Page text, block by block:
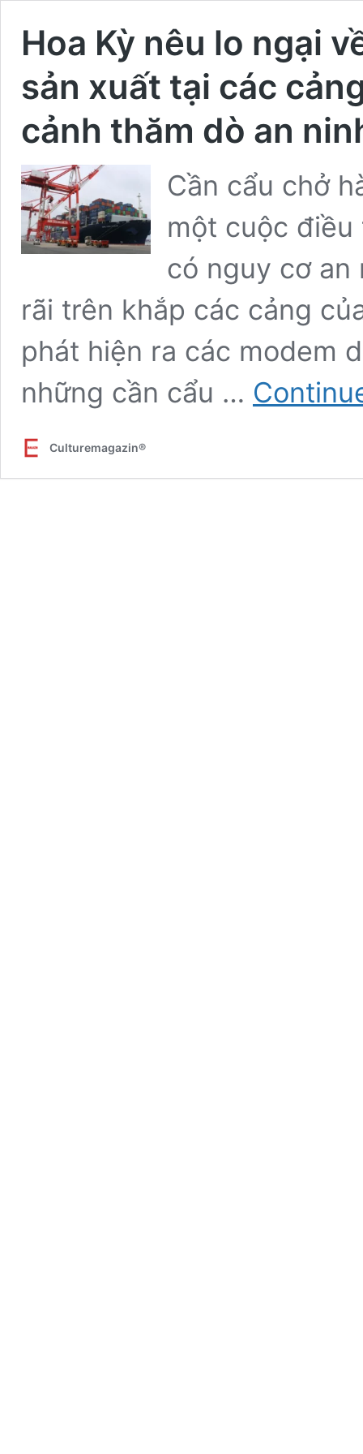
Hoa Kỳ nêu lo ngại
sản xuất tại các
cảnh thăm dò an
Cần cẩu chở
một cuộc điều
có nguy cơ an
rãi trên khắp các cảng
phát hiện ra các modem
những cần cẩu …
Culturemagazin®